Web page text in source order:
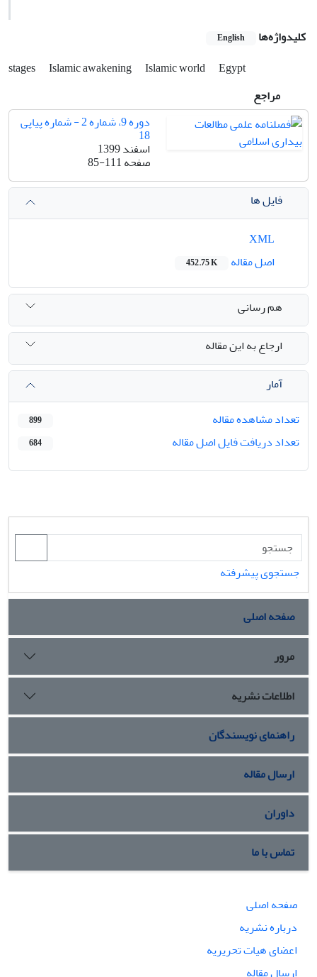
کلیدواژه‌ها English
stages Islamic awakening Islamic world
Egypt
مراجع
دوره 9، شماره 2 - شماره پیاپی
18
اسفند 1399
صفحه85-111
فایل ها
اصل مقاله
452.75 K
هم رسانی
ارجاع به این مقاله
آمار
تعداد مشاهده مقاله
899
تعداد دریافت فایل اصل مقاله 684
جستجوی پیشرفته
صفحه اصلی
مرور
اطلاعات نشریه
راهنمای نویسندگان
ارسال مقاله
داوران
تماس با ما
صفحه اصلی
درباره نشریه
اعضای هیات تحریریه